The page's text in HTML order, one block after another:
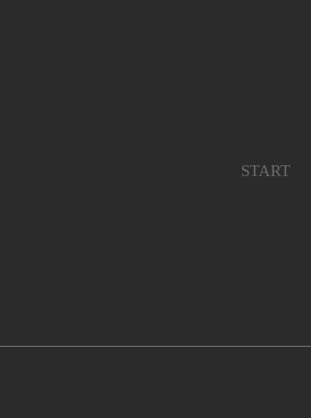
START